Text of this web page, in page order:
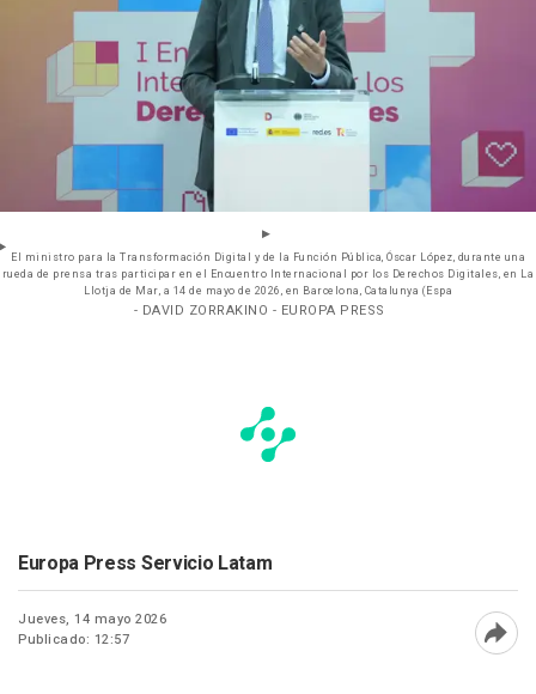
El ministro para la Transformación Digital y de la Función Pública, Óscar López, durante una
rueda de prensa tras participar en el Encuentro Internacional por los Derechos Digitales, en La
Llotja de Mar, a 14 de mayo de 2026, en Barcelona, Catalunya (Espa
- DAVID ZORRAKINO - EUROPA PRESS
Europa Press Servicio Latam
Jueves, 14 mayo 2026
Publicado: 12:57